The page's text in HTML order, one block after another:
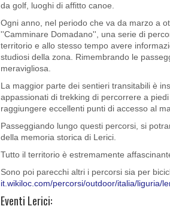
da golf, luoghi di affitto canoe.
Ogni anno, nel periodo che va da marzo a
''Camminare Domadano'', una serie di
territorio e allo stesso tempo avere
studiosi della zona. Rimembrando le
meravigliosa.
La maggior parte dei sentieri transitabili è
appassionati di trekking di percorrere a
raggiungere eccellenti punti di accesso al
Passeggiando lungo questi percorsi, si
della memoria storica di Lerici.
Tutto il territorio è estremamente
Sono poi parecchi altri i percorsi sia per
it.wikiloc.com/percorsi/outdoor/italia/liguria/
Eventi Lerici: